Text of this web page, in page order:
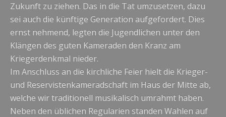
Zukunft zu ziehen. Das in die Tat umzusetzen, dazu
sei auch die künftige Generation aufgefordert. Dies
ernst nehmend, legten die Jugendlichen unter den
Klängen des guten Kameraden den Kranz am
Kriegerdenkmal nieder.
Im Anschluss an die kirchliche Feier hielt die Krieger-
und Reservistenkameradschaft im Haus der Mitte ab,
welche wir traditionell musikalisch umrahmt haben.
Neben den üblichen Regularien standen Wahlen auf